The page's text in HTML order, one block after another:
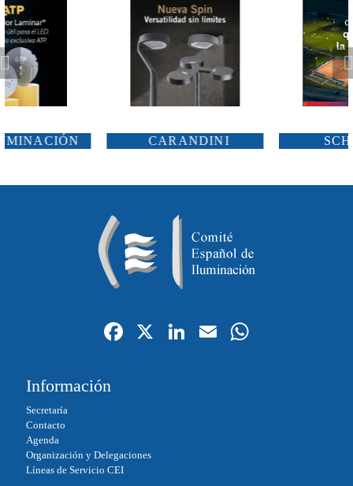
CARANDINI
Fa
X
Li
E
Información
Secretaría
Contacto
Agenda
Organización y Delegaciones
Líneas de Servicio CEI